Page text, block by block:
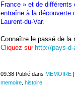
France » et de
entraîne à la découverte
Laurent-du-Var.
Connaître le passé de la
Cliquez sur http://pays-
09:38 Publié dans MEMOIRE
memoire, histoire